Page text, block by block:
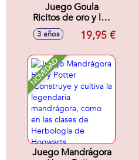
Juego Goula
Ricitos de oro y los
tres osos. 2
modelos de juego
reversible.
3 años 19,95 €
NOVEDAD
Juego Mandrágora